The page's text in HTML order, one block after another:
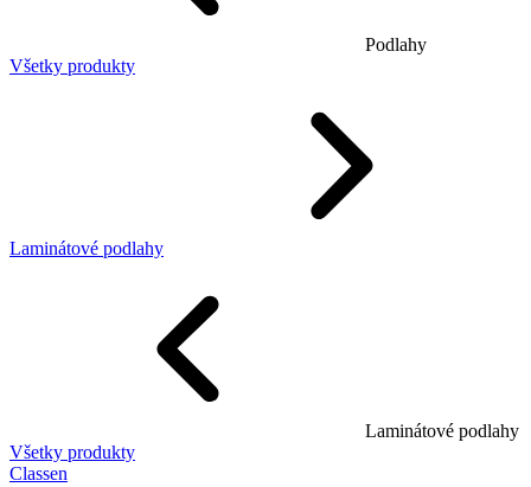
Podlahy
Všetky produkty
Laminátové podlahy
Laminátové podlahy
Všetky produkty
Classen